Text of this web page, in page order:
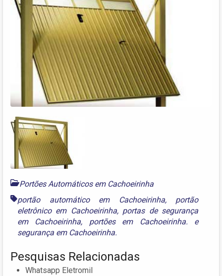
Portões Automáticos em Cachoeirinha
portão automático em Cachoeirinha, portão
eletrônico em Cachoeirinha, portas de segurança
em Cachoeirinha, portões em Cachoeirinha. e
segurança em Cachoeirinha.
Pesquisas Relacionadas
Whatsapp Eletromil